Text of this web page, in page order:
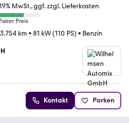
MwSt. ggf. zzgl. Lieferkosten
Fairer Preis
km • 81 kW (110 PS) • Benzin
Kontakt Parken